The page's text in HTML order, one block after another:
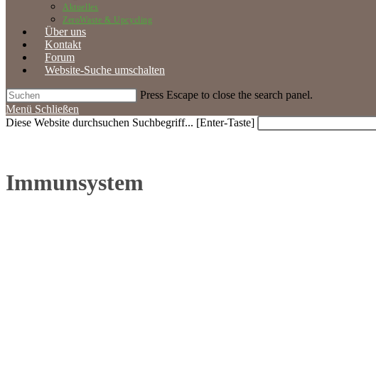
Aktuelles
ZeroWaste & Upcycling
Über uns
Kontakt
Forum
Website-Suche umschalten
Press Escape to close the search panel.
Menü Schließen
Diese Website durchsuchen Suchbegriff... [Enter-Taste]
Immunsystem